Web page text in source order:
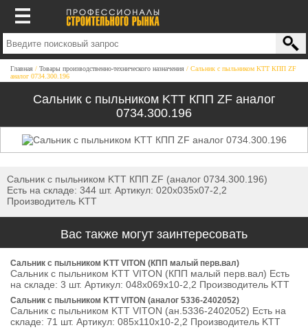
Главная Товары производственно-технического назначения
Сальник с пыльником KTT КПП ZF
аналог 0734.300.196
Сальник с пыльником KTT КПП ZF аналог
0734.300.196
Сальник с пыльником KTT КПП ZF (аналог 0734.300.196)
Есть на складе: 344 шт. Артикул: 020х035х07-2,2
Производитель KTT
Вас также могут заинтересовать
Сальник с пыльником KTT VITON (КПП малый перв.вал)
Сальник с пыльником KTT VITON (КПП малый перв.вал) Есть
на складе: 3 шт. Артикул: 048х069х10-2,2 Производитель KTT
Сальник с пыльником KTT VITON (аналог 5336-2402052)
Сальник с пыльником KTT VITON (ан.5336-2402052) Есть на
складе: 71 шт. Артикул: 085х110х10-2,2 Производитель KTT